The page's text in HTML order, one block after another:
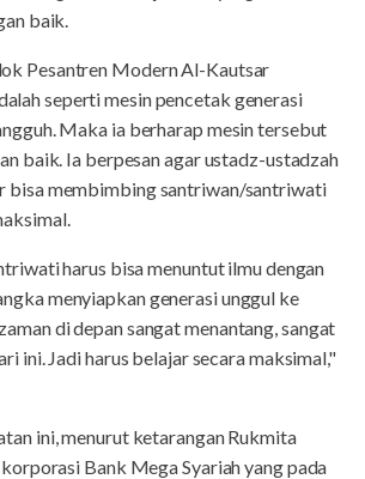
baik.
Pesantren Modern Al-Kautsar
seperti mesin pencetak generasi
Maka ia berharap mesin tersebut
baik. Ia berpesan agar ustadz-ustadzah
bisa membimbing santriwan/santriwati
harus bisa menuntut ilmu dengan
menyiapkan generasi unggul ke
di depan sangat menantang, sangat
ini. Jadi harus belajar secara maksimal,"
ini, menurut ketarangan Rukmita
Bank Mega Syariah yang pada